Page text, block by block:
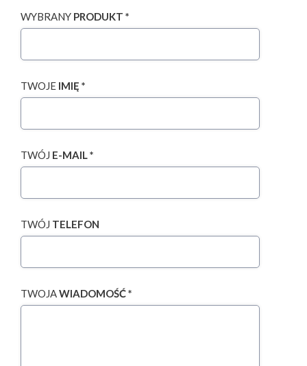
WYBRANY PRODUKT *
TWOJE IMIĘ *
TWÓJ E-MAIL *
TWÓJ TELEFON
TWOJAWIADOMOŚĆ *